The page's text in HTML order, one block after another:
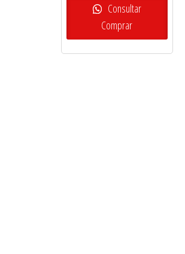
original
era:
$18.000.
$16.200.
Consultar
Comprar